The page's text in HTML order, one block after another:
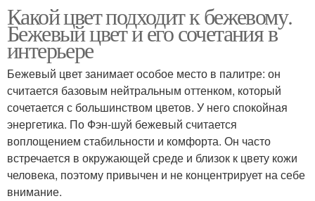
Какой цвет подходит к бежевому.
Бежевый цвет и его сочетания в
интерьере
Бежевый цвет занимает особое место в палитре: он
считается базовым нейтральным оттенком, который
сочетается с большинством цветов. У него спокойная
энергетика. По Фэн-шуй бежевый считается
воплощением стабильности и комфорта. Он часто
встречается в окружающей среде и близок к цвету кожи
человека, поэтому привычен и не концентрирует на себе
внимание.